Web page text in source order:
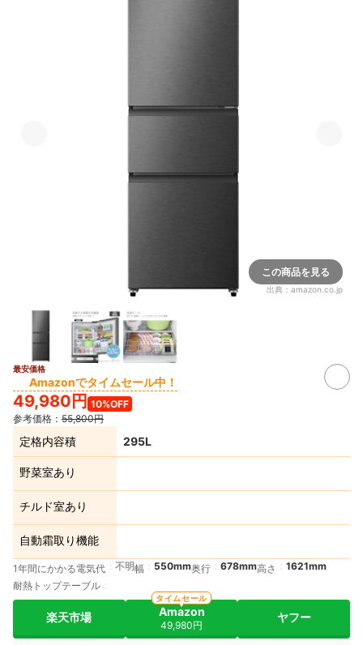
この商品を見る
出典： amazon.co.jp
最安価格
Amazonでタイムセール中！
49,980円 10%OFF
参考価格： 55,800円
定格内容積 295L
野菜室あり
チルド室あり
自動霜取り機能
1年間にかかる電気代 不明幅 550mm奥行 678mm高さ
1621mm
耐熱トップテーブル
楽天市場 Amazon
49,980円
タイムセール
ヤフー